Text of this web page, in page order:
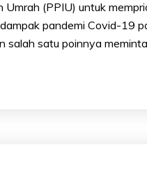
(PPIU) untuk
pandemi Covid-19
satu poinnya